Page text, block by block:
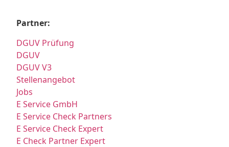
Partner:
DGUV Prüfung
DGUV
DGUV V3
Stellenangebot
Jobs
E Service GmbH
E Service Check Partners
E Service Check Expert
E Check Partner Expert